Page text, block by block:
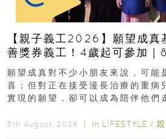
【親子義工2026】願望成
善獎券義工！4歲起可參加｜
新界
願望成真對不少小朋友來說，可能
喜；但對正在接受漫長治療的重病
實現的願望，卻可以成為陪伴他們
5th August, 2026 ｜ In LIFESTYLE /